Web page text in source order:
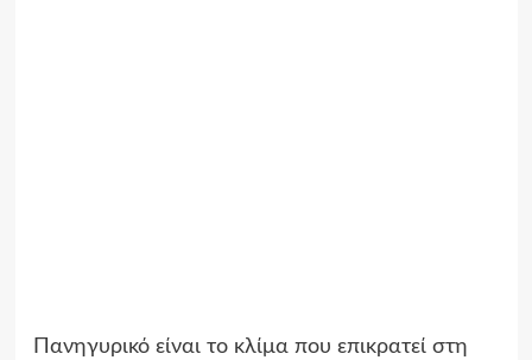
Πανηγυρικό είναι το κλίμα που επικρατεί στη